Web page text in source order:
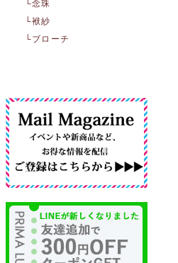
└念珠
└袱紗
└ブローチ